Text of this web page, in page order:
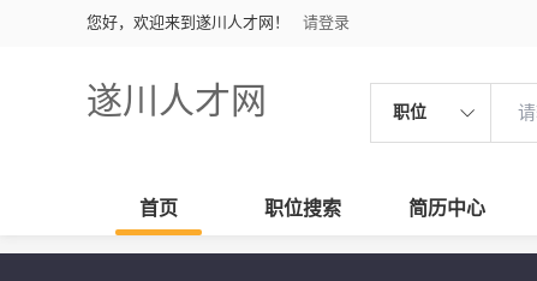
您好，欢迎来到遂川人才网！ 请登录
遂川人才网 职位
首页 职位搜索 简历中心